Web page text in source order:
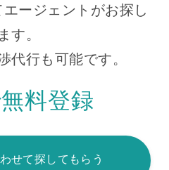
ージェントがお探し
す。
代行も可能です。
料登録
せて探してもらう